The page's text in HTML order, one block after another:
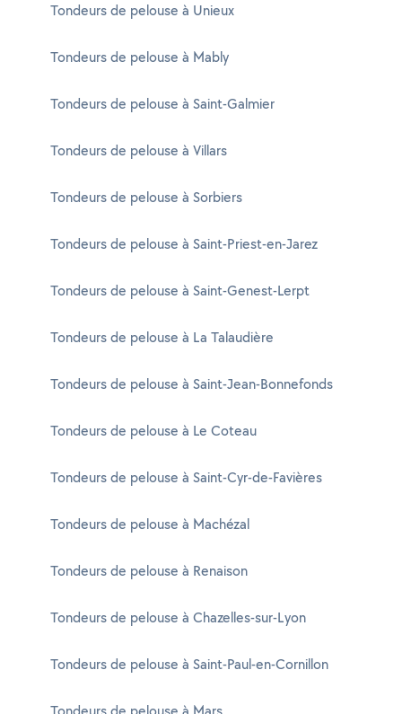
Tondeurs de pelouse à Unieux
Tondeurs de pelouse à Mably
Tondeurs de pelouse à Saint-Galmier
Tondeurs de pelouse à Villars
Tondeurs de pelouse à Sorbiers
Tondeurs de pelouse à Saint-Priest-en-Jarez
Tondeurs de pelouse à Saint-Genest-Lerpt
Tondeurs de pelouse à La Talaudière
Tondeurs de pelouse à Saint-Jean-Bonnefonds
Tondeurs de pelouse à Le Coteau
Tondeurs de pelouse à Saint-Cyr-de-Favières
Tondeurs de pelouse à Machézal
Tondeurs de pelouse à Renaison
Tondeurs de pelouse à Chazelles-sur-Lyon
Tondeurs de pelouse à Saint-Paul-en-Cornillon